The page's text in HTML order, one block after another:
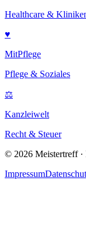
Healthcare &
♥
MitPflege
Pflege & Soziales
⚖
Kanzleiwelt
Recht & Steuer
© 2026 Meistertreff
Impressum